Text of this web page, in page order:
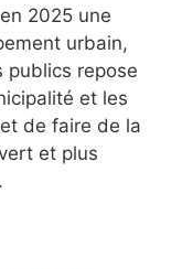
2025 une
urbain,
publics repose
et les
de faire de la
et plus